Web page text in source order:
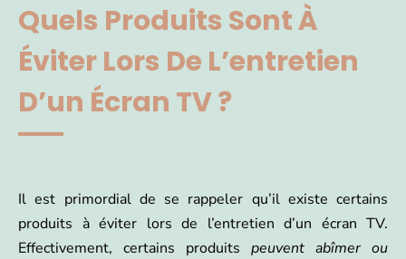
Quels Produits Sont À
Éviter Lors De L’entretien
D’un Écran TV ?
Il est primordial de se rappeler qu’il existe certains
produits à éviter lors de l’entretien d’un écran TV.
Effectivement, certains produits peuvent abîmer ou